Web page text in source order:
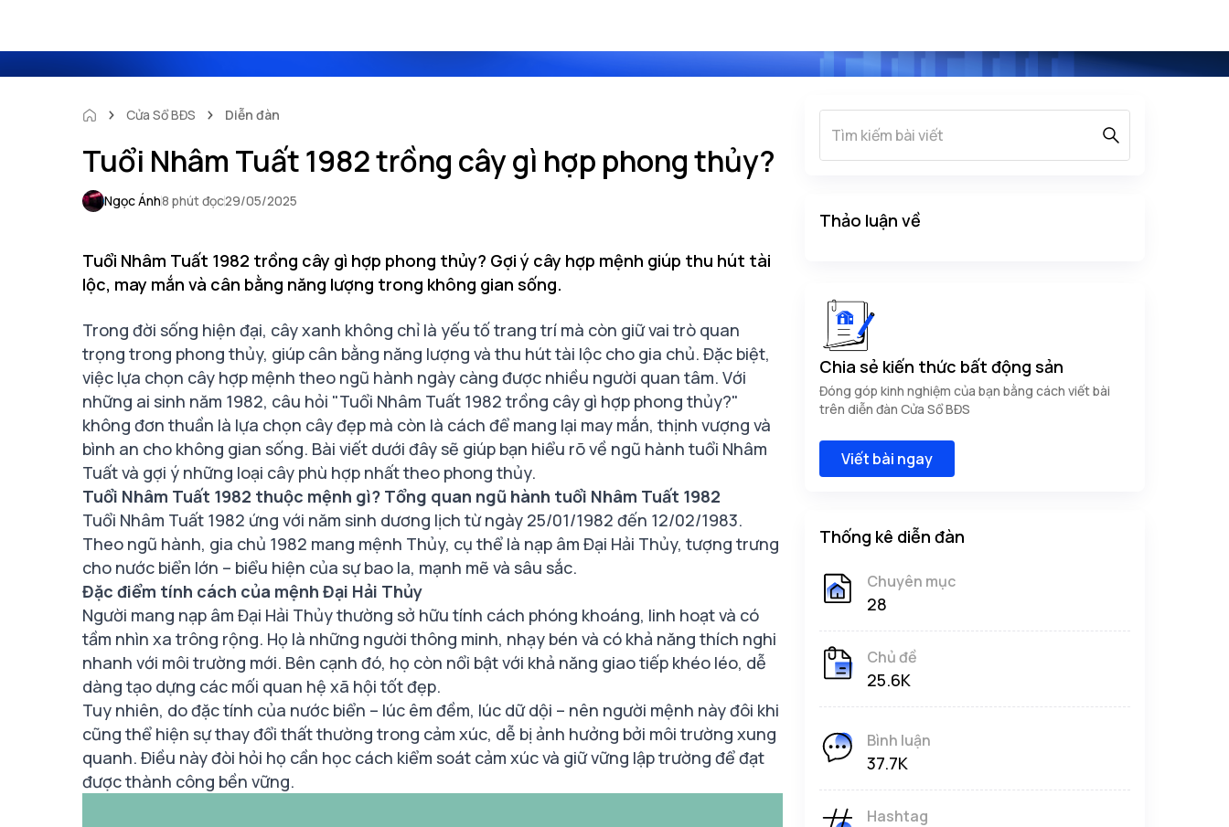
Cửa Sổ BĐS Diễn đàn
Tuổi Nhâm Tuất 1982 trồng cây gì hợp phong thủy?
Ngọc Ánh8 phút đọc29/05/2025
Tuổi Nhâm Tuất 1982 trồng cây gì hợp phong thủy? Gợi ý cây hợp mệnh giúp thu hút tài
lộc, may mắn và cân bằng năng lượng trong không gian sống.
Trong đời sống hiện đại, cây xanh không chỉ là yếu tố trang trí mà còn giữ vai trò quan
trọng trong phong thủy, giúp cân bằng năng lượng và thu hút tài lộc cho gia chủ. Đặc biệt,
việc lựa chọn cây hợp mệnh theo ngũ hành ngày càng được nhiều người quan tâm. Với
những ai sinh năm 1982, câu hỏi "Tuổi Nhâm Tuất 1982 trồng cây gì hợp phong thủy?"
không đơn thuần là lựa chọn cây đẹp mà còn là cách để mang lại may mắn, thịnh vượng và
bình an cho không gian sống. Bài viết dưới đây sẽ giúp bạn hiểu rõ về ngũ hành tuổi Nhâm
Tuất và gợi ý những loại cây phù hợp nhất theo phong thủy.
Tuổi Nhâm Tuất 1982 thuộc mệnh gì? Tổng quan ngũ hành tuổi Nhâm Tuất 1982
Tuổi Nhâm Tuất 1982 ứng với năm sinh dương lịch từ ngày 25/01/1982 đến 12/02/1983.
Theo ngũ hành, gia chủ 1982 mang mệnh Thủy, cụ thể là nạp âm Đại Hải Thủy, tượng trưng
cho nước biển lớn – biểu hiện của sự bao la, mạnh mẽ và sâu sắc.
Đặc điểm tính cách của mệnh Đại Hải Thủy
Người mang nạp âm Đại Hải Thủy thường sở hữu tính cách phóng khoáng, linh hoạt và có
tầm nhìn xa trông rộng. Họ là những người thông minh, nhạy bén và có khả năng thích nghi
nhanh với môi trường mới. Bên cạnh đó, họ còn nổi bật với khả năng giao tiếp khéo léo, dễ
dàng tạo dựng các mối quan hệ xã hội tốt đẹp.
Tuy nhiên, do đặc tính của nước biển – lúc êm đềm, lúc dữ dội – nên người mệnh này đôi khi
cũng thể hiện sự thay đổi thất thường trong cảm xúc, dễ bị ảnh hưởng bởi môi trường xung
quanh. Điều này đòi hỏi họ cần học cách kiểm soát cảm xúc và giữ vững lập trường để đạt
được thành công bền vững.
Thảo luận về
Chia sẻ kiến thức bất động sản
Đóng góp kinh nghiệm của bạn bằng cách viết bài
trên diễn đàn Cửa Sổ BĐS
Viết bài ngay
Thống kê diễn đàn
Chuyên mục
28
Chủ đề
25.6K
Bình luận
37.7K
Hashtag